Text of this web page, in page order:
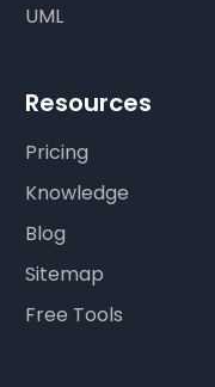
UML
Resources
Pricing
Knowledge
Blog
Sitemap
Free Tools